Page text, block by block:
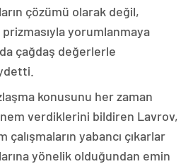
çözümü olarak değil,
yorumlanmaya
da çağdaş değerlerle
konusunu her zaman
verdiklerini bildiren Lavrov,
çalışmaların yabancı çıkarlar
yönelik olduğundan emin